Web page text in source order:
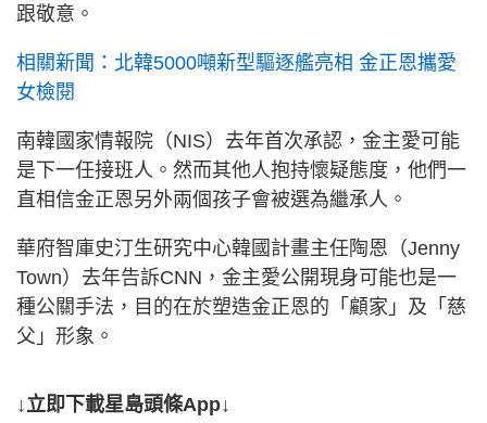
跟敬意。
相關新聞：北韓5000噸新型驅逐艦亮相 金正恩攜愛
女檢閱
南韓國家情報院（NIS）去年首次承認，金主愛可能
是下一任接班人。然而其他人抱持懷疑態度，他們一
直相信金正恩另外兩個孩子會被選為繼承人。
華府智庫史汀生研究中心韓國計畫主任陶恩（Jenny
Town）去年告訴CNN，金主愛公開現身可能也是一
種公關手法，目的在於塑造金正恩的「顧家」及「慈
父」形象。
↓立即下載星島頭條App↓